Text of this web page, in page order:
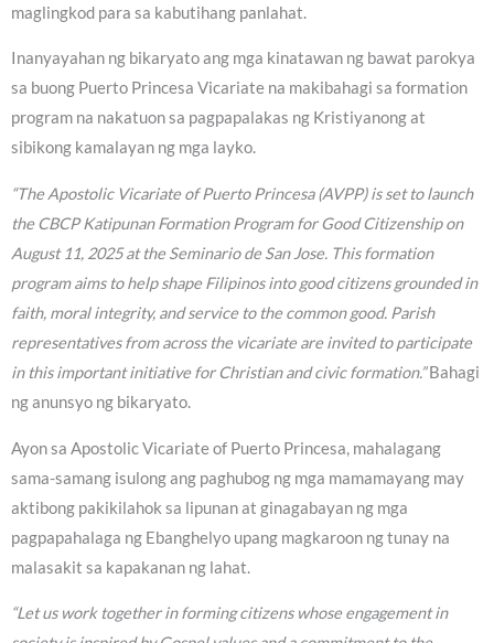
maglingkod para sa kabutihang panlahat.
Inanyayahan ng bikaryato ang mga kinatawan ng bawat parokya
sa buong Puerto Princesa Vicariate na makibahagi sa formation
program na nakatuon sa pagpapalakas ng Kristiyanong at
sibikong kamalayan ng mga layko.
“The Apostolic Vicariate of Puerto Princesa (AVPP) is set to launch
the CBCP Katipunan Formation Program for Good Citizenship on
August 11, 2025 at the Seminario de San Jose. This formation
program aims to help shape Filipinos into good citizens grounded in
faith, moral integrity, and service to the common good. Parish
representatives from across the vicariate are invited to participate
in this important initiative for Christian and civic formation.”Bahagi
ng anunsyo ng bikaryato.
Ayon sa Apostolic Vicariate of Puerto Princesa, mahalagang
sama-samang isulong ang paghubog ng mga mamamayang may
aktibong pakikilahok sa lipunan at ginagabayan ng mga
pagpapahalaga ng Ebanghelyo upang magkaroon ng tunay na
malasakit sa kapakanan ng lahat.
“Let us work together in forming citizens whose engagement in